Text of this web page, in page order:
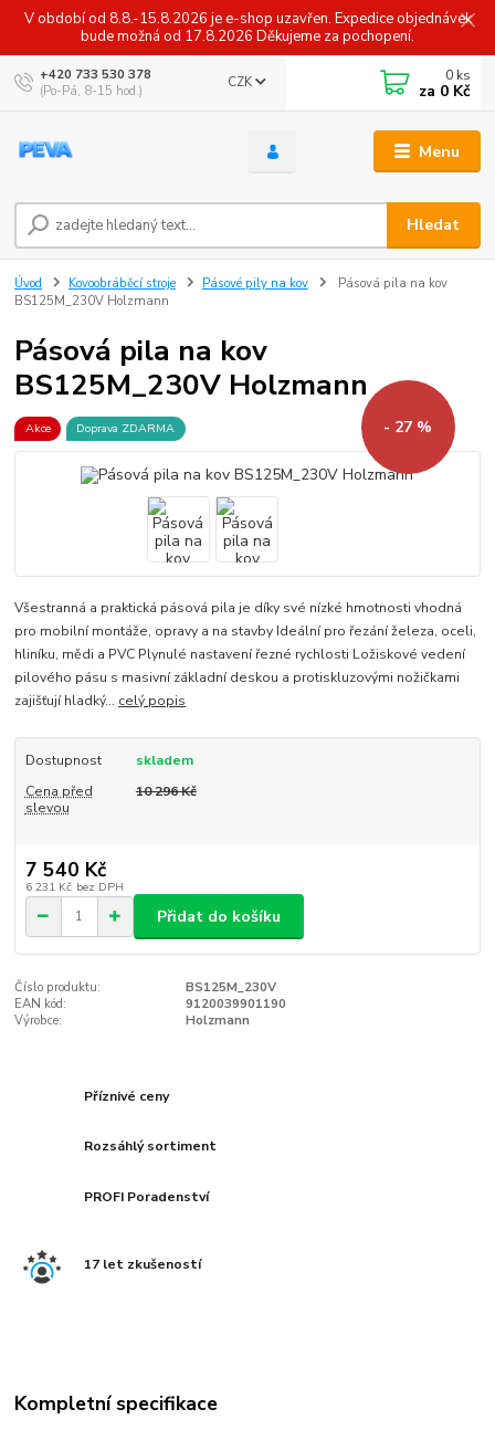
V období od 8.8.-15.8.2026 je e-shop uzavřen. Expedice objednávek
bude možná od 17.8.2026 Děkujeme za pochopení.
Menu
CZK
Hledat
+420 733 530 378
(Po-Pá, 8-15 hod.)
0 ks
za 0 Kč
Úvod Kovoobráběcí stroje Pásové pily na kov
Pásová pila na kov
BS125M_230V Holzmann
Pásová pila na kov
BS125M_230V Holzmann
Akce Doprava ZDARMA - 27 %
Všestranná a praktická pásová pila je díky své nízké hmotnosti vhodná
pro mobilní montáže, opravy a na stavby Ideální pro řezání železa, oceli,
hliníku, mědi a PVC Plynulé nastavení řezné rychlosti Ložiskové vedení
pilového pásu s masivní základní deskou a protiskluzovými nožičkami
zajišťují hladký... celý popis
Dostupnost
skladem
Cena před
slevou
10 296 Kč
7 540 Kč
6 231 Kč bez DPH
Přidat do košíku
Číslo produktu:
BS125M_230V
EAN kód:
9120039901190
Výrobce:
Holzmann
Příznivé ceny
Rozsáhlý sortiment
PROFI Poradenství
17 let zkušeností
Kompletní specifikace